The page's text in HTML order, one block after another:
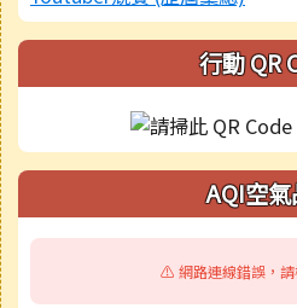
行動 QR
AQI空
⚠️ 網路連線錯誤，